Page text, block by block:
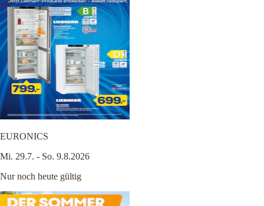
EURONICS
Mi. 29.7. - So. 9.8.2026
Nur noch heute gültig